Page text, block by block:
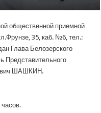
общественной приемной
35, каб. №6, тел.:
Глава Белозерского
Представительного
ШАШКИН.